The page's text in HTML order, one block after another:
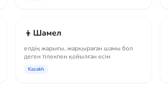
👦 Шамел
елдің жарығы, жарқыраған шамы бол
деген тілекпен қойылған есім
Kazakh